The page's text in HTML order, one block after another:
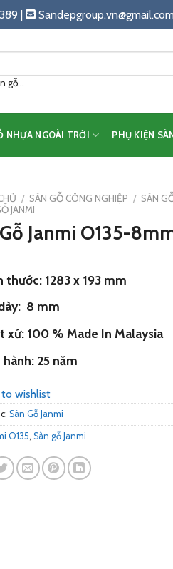
|
gỗ...
NHỰA NGOÀI TRỜI PHỤ KIỆN
/ SÀN GỖ CÔNG NGHIỆP / SÀN
JANMI
Janmi O135-
thước: 1283 x 193 mm
8 mm
xứ: 100 % Made In Malaysia
hành: 25 năm
wishlist
Sàn Gỗ Janmi
O135, Sàn gỗ Janmi